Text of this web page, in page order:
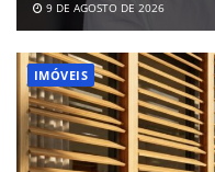
9 DE AGOSTO DE 2026
IMÓVEIS